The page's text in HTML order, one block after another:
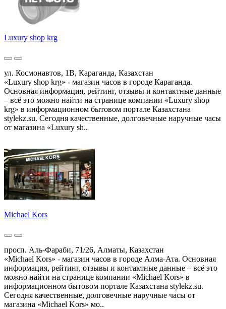
Luxury shop krg
ул. Космонавтов, 1В, Караганда, Казахстан
«Luxury shop krg» - магазин часов в городе Караганда.
Основная информация, рейтинг, отзывы и контактные данные
– всё это можно найти на странице компании «Luxury shop
krg» в информационном бытовом портале Казахстана
stylekz.su. Сегодня качественные, долговечные наручные часы
от магазина «Luxury sh..
Michael Kors
просп. Аль-Фараби, 71/26, Алматы, Казахстан
«Michael Kors» - магазин часов в городе Алма-Ата. Основная
информация, рейтинг, отзывы и контактные данные – всё это
можно найти на странице компании «Michael Kors» в
информационном бытовом портале Казахстана stylekz.su.
Сегодня качественные, долговечные наручные часы от
магазина «Michael Kors» мо..